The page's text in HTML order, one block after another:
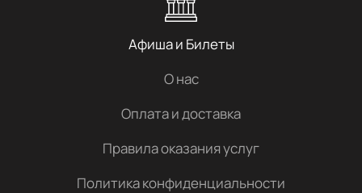
Афиша и Билеты
О нас
Оплата и доставка
Правила оказания услуг
Политика конфиденциальности